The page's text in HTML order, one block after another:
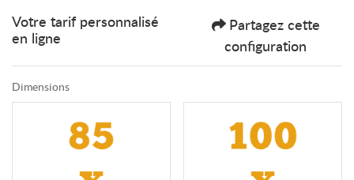
Votre tarif personnalisé
en ligne
Partagez cette
configuration
Dimensions